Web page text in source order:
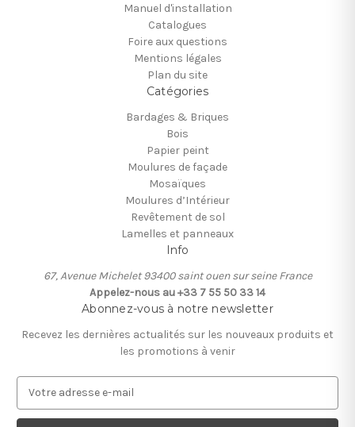
Manuel d'installation
Catalogues
Foire aux questions
Mentions légales
Plan du site
Catégories
Bardages & Briques
Bois
Papier peint
Moulures de façade
Mosaïques
Moulures d’Intérieur
Revêtement de sol
Lamelles et panneaux
Info
67, Avenue Michelet 93400 saint ouen sur seine France
Appelez-nous au +33 7 55 50 33 14
Abonnez-vous à notre newsletter
Recevez les dernières actualités sur les nouveaux produits et
les promotions à venir
r